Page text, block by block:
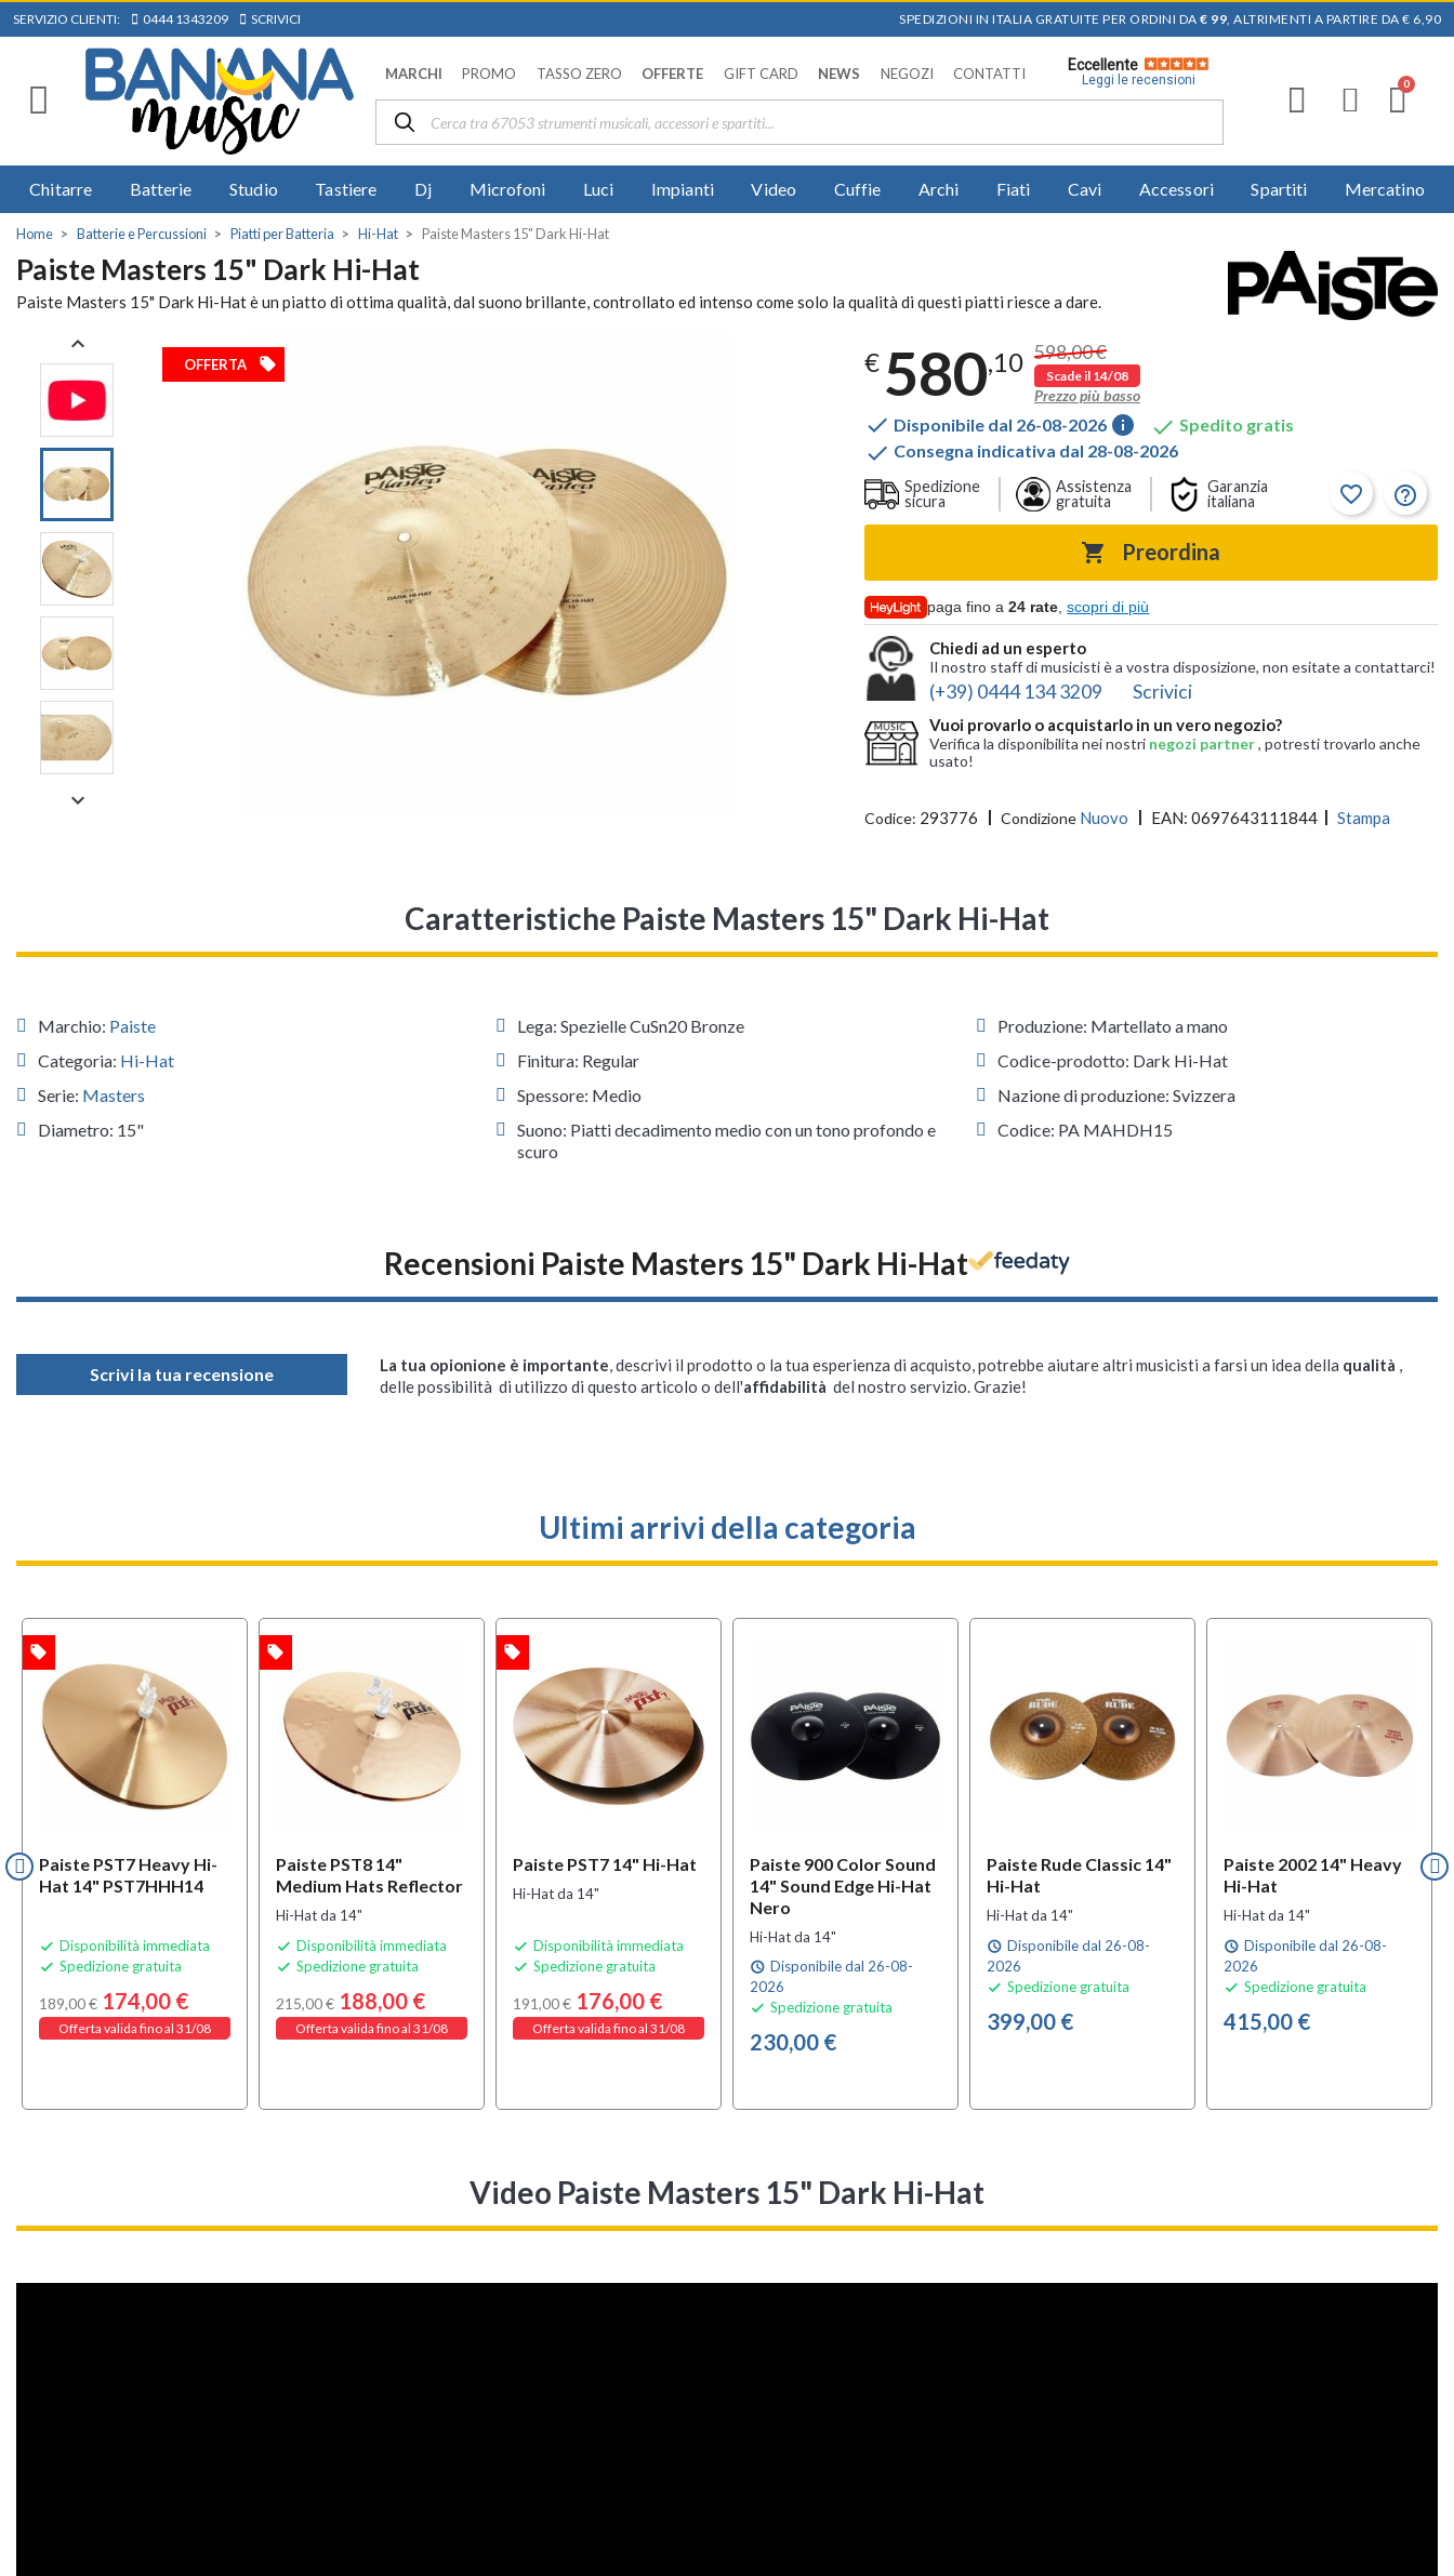
SERVIZIO CLIENTI: 0444 1343209 SCRIVICI SPEDIZIONI IN ITALIA GRATUITE PER ORDINI DA € 99, ALTRIMENTI A PARTIRE DA € 6,90
MARCHI PROMO TASSO ZERO OFFERTE GIFT CARD NEWS NEGOZI CONTATTI
Eccellente
Leggi le recensioni
Chitarre Batterie Studio Tastiere Dj Microfoni Luci Impianti Video Cuffie Archi Fiati Cavi Accessori Spartiti Mercatino
Home Batterie e Percussioni Piatti per Batteria Hi-Hat Paiste Masters 15" Dark Hi-Hat
Paiste Masters 15" Dark Hi-Hat
Paiste Masters 15" Dark Hi-Hat è un piatto di ottima qualità, dal suono brillante, controllato ed intenso come solo la qualità di questi piatti riesce a dare.
OFFERTA local_offer


€ 580,10 598,00 €
Scade il 14/08
Prezzo più basso
 Disponibile dal 26-08-2026 info  Spedito gratis
 Consegna indicativa dal 28-08-2026
Spedizione
sicura
Assistenza
gratuita
Garanzia
italiana
favorite_border help_outline
 Preordina
paga fino a24 rate ,scopri di più
Chiedi ad un esperto
Il nostro staff di musicisti è a vostra disposizione, non esitate a contattarci!
(+39) 0444 134 3209 Scrivici
Vuoi provarlo o acquistarlo in un vero negozio?
Verifica la disponibilita nei nostri negozi partner, potresti trovarlo anche
usato!
Codice: 293776 Condizione Nuovo EAN: 0697643111844 Stampa
Caratteristiche Paiste Masters 15" Dark Hi-Hat
Marchio: Paiste
Categoria: Hi-Hat
Serie: Masters
Diametro: 15"
Lega: Spezielle CuSn20 Bronze
Finitura: Regular
Spessore: Medio
Suono: Piatti decadimento medio con un tono profondo e
scuro
Produzione: Martellato a mano
Codice-prodotto: Dark Hi-Hat
Nazione di produzione: Svizzera
Codice: PA MAHDH15
Recensioni Paiste Masters 15" Dark Hi-Hat
Scrivi la tua recensione La tua opionione è importante, descrivi il prodotto o la tua esperienza di acquisto, potrebbe aiutare altri musicisti a farsi un idea della qualità ,
delle possibilità di utilizzo di questo articolo o dell'affidabilità del nostro servizio. Grazie!
Ultimi arrivi della categoria
Paiste PST7 Heavy Hi-
Hat 14" PST7HHH14
 Disponibilità immediata
 Spedizione gratuita
189,00 € 174,00 €
Offerta valida fino al 31/08
local_offer
Paiste PST8 14"
Medium Hats Reflector
Hi-Hat da 14"
 Disponibilità immediata
 Spedizione gratuita
215,00 € 188,00 €
Offerta valida fino al 31/08
local_offer
Paiste PST7 14" Hi-Hat
Hi-Hat da 14"
 Disponibilità immediata
 Spedizione gratuita
191,00 € 176,00 €
Offerta valida fino al 31/08
local_offer
Paiste 900 Color Sound
14" Sound Edge Hi-Hat
Nero
Hi-Hat da 14"
schedule Disponibile dal 26-08-
2026
 Spedizione gratuita
230,00 €
Paiste Rude Classic 14"
Hi-Hat
Hi-Hat da 14"
schedule Disponibile dal 26-08-
2026
 Spedizione gratuita
399,00 €
Paiste 2002 14" Heavy
Hi-Hat
Hi-Hat da 14"
schedule Disponibile dal 26-08-
2026
 Spedizione gratuita
415,00 €
Video Paiste Masters 15" Dark Hi-Hat